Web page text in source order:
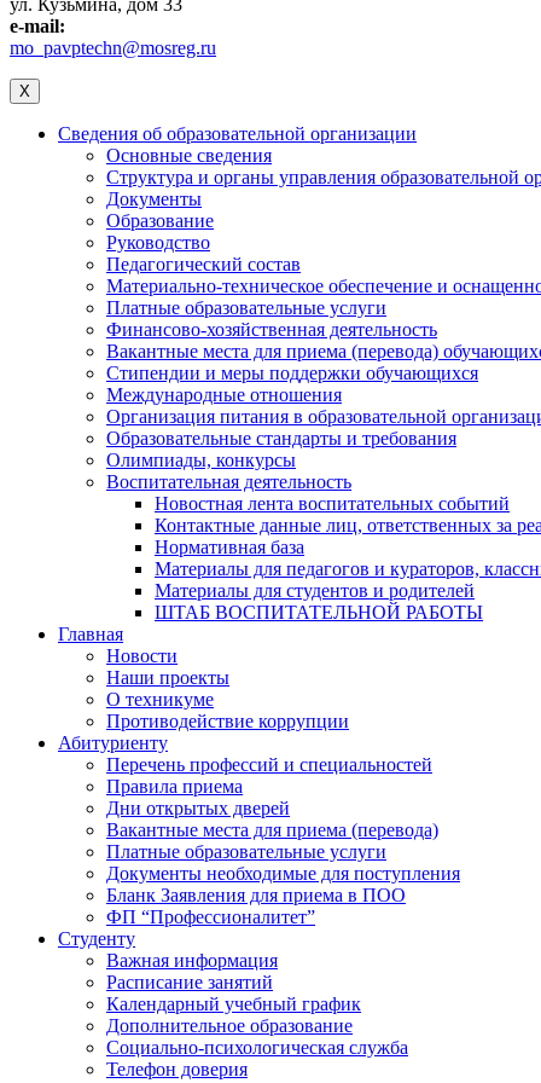
e-mail:
mo_pavptechn@mosreg.ru
X
Сведения об образовательной организации
Основные сведения
Структура и органы управления образовательной
Документы
Образование
Руководство
Педагогический состав
Материально-техническое обеспечение и
Платные образовательные услуги
Финансово-хозяйственная деятельность
Вакантные места для приема (перевода)
Стипендии и меры поддержки обучающихся
Международные отношения
Организация питания в образовательной
Образовательные стандарты и требования
Олимпиады, конкурсы
Воспитательная деятельность
Новостная лента воспитательных событий
Контактные данные лиц, ответственных за
Нормативная база
Материалы для педагогов и кураторов,
Материалы для студентов и родителей
ШТАБ ВОСПИТАТЕЛЬНОЙ РАБОТЫ
Главная
Новости
Наши проекты
О техникуме
Противодействие коррупции
Абитуриенту
Перечень профессий и специальностей
Правила приема
Дни открытых дверей
Вакантные места для приема (перевода)
Платные образовательные услуги
Документы необходимые для поступления
Бланк Заявления для приема в ПОО
ФП “Профессионалитет”
Студенту
Важная информация
Расписание занятий
Календарный учебный график
Дополнительное образование
Социально-психологическая служба
Телефон доверия